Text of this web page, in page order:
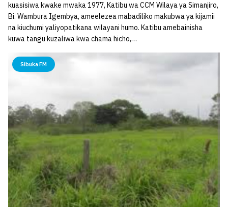
kuasisiwa kwake mwaka 1977, Katibu wa CCM Wilaya ya Simanjiro,
Bi. Wambura Igembya, ameelezea mabadiliko makubwa ya kijamii
na kiuchumi yaliyopatikana wilayani humo. Katibu amebainisha
kuwa tangu kuzaliwa kwa chama hicho,…
Sibuka FM